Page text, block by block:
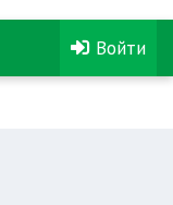
Войти